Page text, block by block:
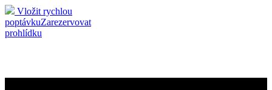
Vložit rychlou
poptávkuZarezervovat
prohlídku